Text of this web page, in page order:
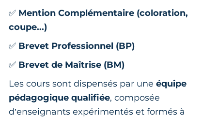
✅ Mention Complémentaire (coloration,
coupe...)
✅ Brevet Professionnel (BP)
✅ Brevet de Maîtrise (BM)
Les cours sont dispensés par une équipe
pédagogique qualifiée, composée
d’enseignants expérimentés et formés à